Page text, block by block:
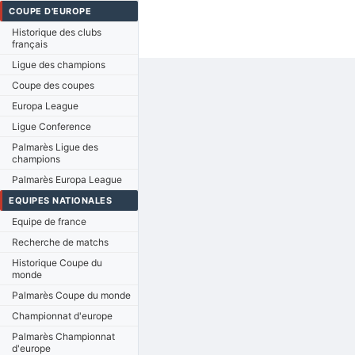
COUPE D'EUROPE
Historique des clubs
français
Ligue des champions
Coupe des coupes
Europa League
Ligue Conference
Palmarès Ligue des
champions
Palmarès Europa League
EQUIPES NATIONALES
Equipe de france
Recherche de matchs
Historique Coupe du
monde
Palmarès Coupe du monde
Championnat d'europe
Palmarès Championnat
d'europe